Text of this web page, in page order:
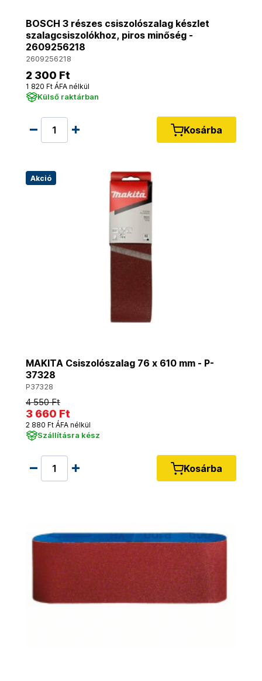
BOSCH 3 részes csiszolószalag készlet
szalagcsiszolókhoz, piros minőség -
2609256218
2609256218
2 300 Ft
1 820 Ft ÁFA nélkül
Külső raktárban
Kosárba
Akció
MAKITA Csiszolószalag 76 x 610 mm - P-
37328
P37328
4 550 Ft
3 660 Ft
2 880 Ft ÁFA nélkül
Szállításra kész
Kosárba